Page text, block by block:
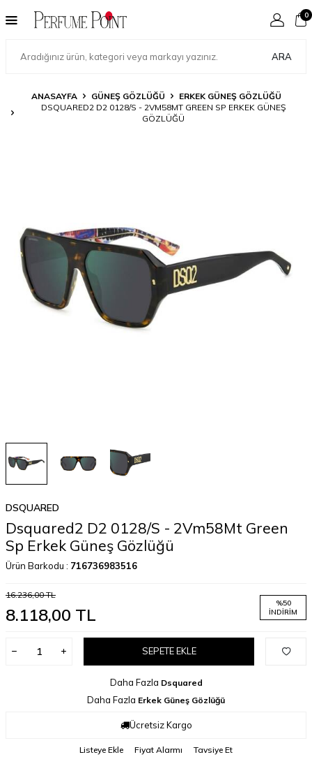
ARA
0
ANASAYFA GÜNEŞ GÖZLÜĞÜ
ERKEK GÜNEŞ GÖZLÜĞÜ
DSQUARED2 D2 0128/S - 2VM58MT GREEN SP ERKEK GÜNEŞ
GÖZLÜĞÜ
DSQUARED
Dsquared2 D2 0128/S - 2Vm58Mt Green
Sp Erkek Güneş Gözlüğü
Ürün Barkodu : 716736983516
16.236,00TL
8.118,00 TL
%50
İNDIRIM
SEPETE EKLE
Daha Fazla Dsquared
Daha Fazla Erkek Güneş Gözlüğü
Ücretsiz Kargo
Listeye Ekle Fiyat Alarmı Tavsiye Et